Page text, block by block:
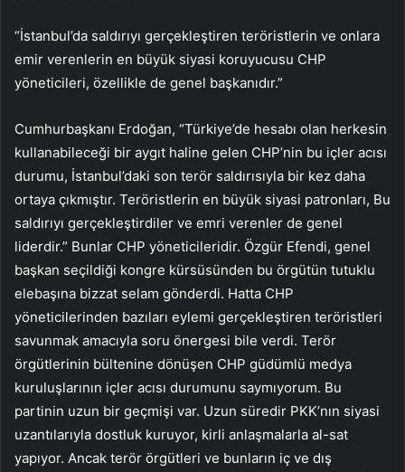
“İstanbul’da saldırıyı gerçekleştiren teröristlerin ve onlara
emir verenlerin en büyük siyasi koruyucusu CHP
yöneticileri, özellikle de genel başkanıdır.”
Cumhurbaşkanı Erdoğan, “Türkiye’de hesabı olan herkesin
kullanabileceği bir aygıt haline gelen CHP’nin bu içler acısı
durumu, İstanbul’daki son terör saldırısıyla bir kez daha
ortaya çıkmıştır. Teröristlerin en büyük siyasi patronları, Bu
saldırıyı gerçekleştirdiler ve emri verenler de genel
liderdir.” Bunlar CHP yöneticileridir. Özgür Efendi, genel
başkan seçildiği kongre kürsüsünden bu örgütün tutuklu
elebaşına bizzat selam gönderdi. Hatta CHP
yöneticilerinden bazıları eylemi gerçekleştiren teröristleri
savunmak amacıyla soru önergesi bile verdi. Terör
örgütlerinin bültenine dönüşen CHP güdümlü medya
kuruluşlarının içler acısı durumunu saymıyorum. Bu
partinin uzun bir geçmişi var. Uzun süredir PKK’nın siyasi
uzantılarıyla dostluk kuruyor, kirli anlaşmalarla al-sat
yapıyor. Ancak terör örgütleri ve bunların iç ve dış